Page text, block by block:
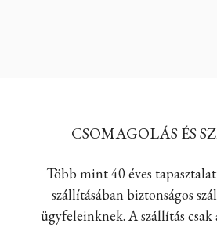
CSOMAGOLÁS ÉS
Több mint 40 éves
szállításában biztonságos
ügyfeleinknek. A szállítás csak